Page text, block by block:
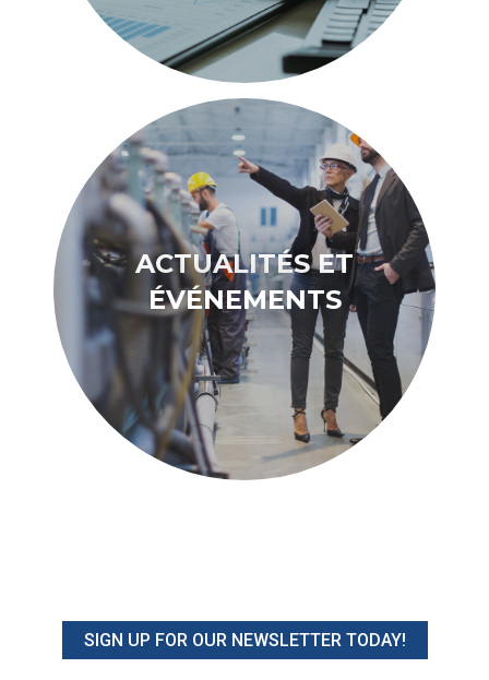
ACTUALITÉS ET
ÉVÉNEMENTS
SIGN UP FOR OUR NEWSLETTER TODAY!